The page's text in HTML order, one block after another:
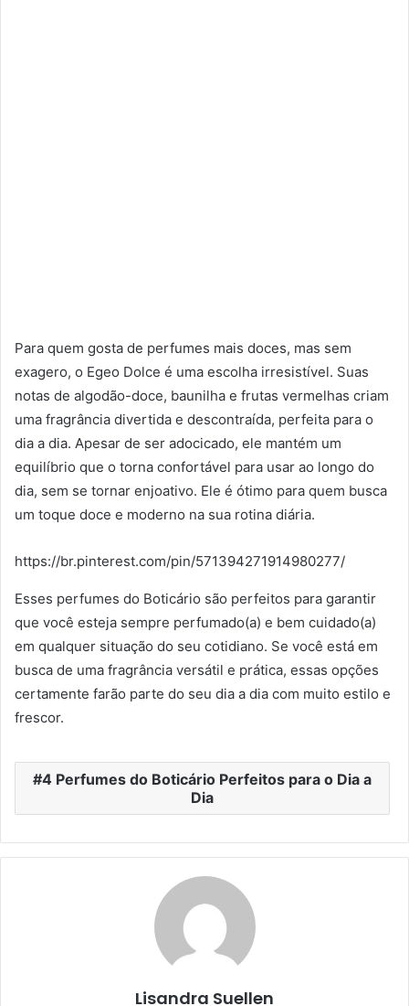
Para quem gosta de perfumes mais doces, mas sem
exagero, o Egeo Dolce é uma escolha irresistível. Suas
notas de algodão-doce, baunilha e frutas vermelhas criam
uma fragrância divertida e descontraída, perfeita para o
dia a dia. Apesar de ser adocicado, ele mantém um
equilíbrio que o torna confortável para usar ao longo do
dia, sem se tornar enjoativo. Ele é ótimo para quem busca
um toque doce e moderno na sua rotina diária.
https://br.pinterest.com/pin/571394271914980277/
Esses perfumes do Boticário são perfeitos para garantir
que você esteja sempre perfumado(a) e bem cuidado(a)
em qualquer situação do seu cotidiano. Se você está em
busca de uma fragrância versátil e prática, essas opções
certamente farão parte do seu dia a dia com muito estilo e
frescor.
4 Perfumes do Boticário Perfeitos para o Dia a
Dia
Lisandra Suellen